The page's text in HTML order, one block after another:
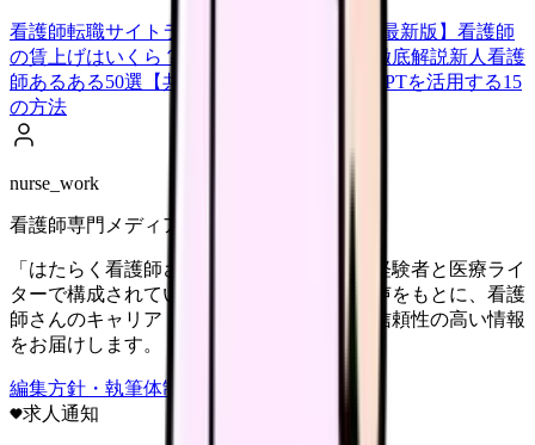
看護師転職サイトランキングTOP5【2026年最新版】 看護師
の賃上げはいくら？2026年度の最新情報を徹底解説新人看護
師あるある50選【共感必至】
看護師がChatGPTを活用する15
の方法
nurse_work
看護師専門メディア
「はたらく看護師さん」編集部は、看護師経験者と医療ライ
ターで構成されています。現場のリアルな声をもとに、看護
師さんのキャリア・転職・働き方に関する信頼性の高い情報
をお届けします。
編集方針・執筆体制・監修体制を見る
求人通知